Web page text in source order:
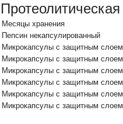
Месяцы хранения
Пепсин некапсулированный
Микрокапсулы с защитным
Микрокапсулы с защитным
Микрокапсулы с защитным
Микрокапсулы с защитным
Микрокапсулы с защитным
Микрокапсулы с защитным